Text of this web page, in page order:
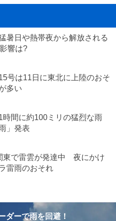
日や熱帯夜から解放される
響は?
号は11日に東北に上陸のおそ
多い
時間に約100ミリの猛烈な雨
」発表
東で雷雲が発達中 夜にかけ
雷雨のおそれ
ダーで雨を回避！